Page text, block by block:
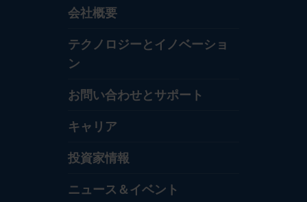
会社概要
テクノロジーとイノベーショ
ン
お問い合わせとサポート
キャリア
投資家情報
ニュース＆イベント